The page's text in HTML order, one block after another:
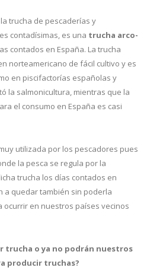
trucha de pescaderías y
contadísimas, es una trucha arco-
contados en España. La trucha
norteamericano de fácil cultivo y es
en piscifactorías españolas y
la salmonicultura, mientras que la
el consumo en España es casi
utilizada por los pescadores pues
la pesca se regula por la
trucha los días contados en
a quedar también sin poderla
ocurrir en nuestros países vecinos
trucha o ya no podrán nuestros
producir truchas?